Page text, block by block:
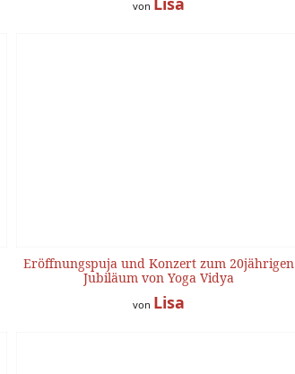
von
Eröffnungspuja und Konzert zum 20jährigen
Jubiläum von Yoga Vidya
von Lisa